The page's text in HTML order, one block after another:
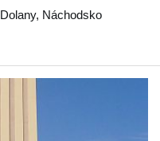
Dolany, Náchodsko